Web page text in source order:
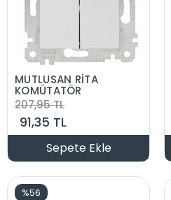
MUTLUSAN RİTA
KOMÜTATÖR
207,95 TL
91,35 TL
Sepete Ekle
%56